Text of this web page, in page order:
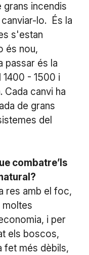
grans incendis
lo. És la
s'estan
és nou,
passar és la
- 1500 i
Cada canvi ha
de grans
del
combatre’ls
res amb el foc,
moltes
i per
els boscos,
fet més dèbils,